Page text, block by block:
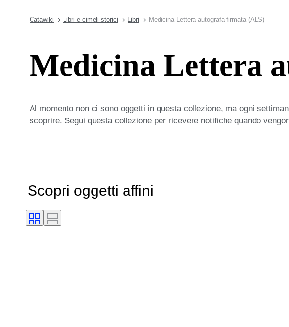
Catawiki Libri e cimeli storici Libri Medicina Lettera autografa firmata (ALS)
Medicina Lettera
Al momento non ci sono oggetti in questa collezione, ma ogni
scoprire. Segui questa collezione per ricevere notifiche quando
Scopri oggetti affini